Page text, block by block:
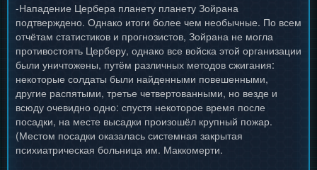
-Нападение Цербера планету планету Зойрана
подтверждено. Однако итоги более чем необычные. По всем
отчётам статистиков и прогнозистов, Зойрана не могла
противостоять Церберу, однако все войска этой организации
были уничтожены, путём различных методов сжигания:
некоторые солдаты были найденными повешенными,
другие распятыми, третье четвертованными, но везде и
всюду очевидно одно: спустя некоторое время после
посадки, на месте высадки произошёл крупный пожар.
(Местом посадки оказалась системная закрытая
психиатрическая больница им. Маккомерти.